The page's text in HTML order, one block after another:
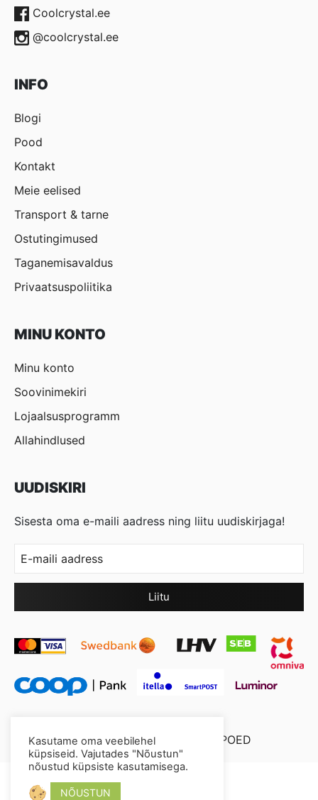
Coolcrystal.ee
@coolcrystal.ee
INFO
Blogi
Pood
Kontakt
Meie eelised
Transport & tarne
Ostutingimused
Taganemisavaldus
Privaatsuspoliitika
MINU KONTO
Minu konto
Soovinimekiri
Lojaalsusprogramm
Allahindlused
UUDISKIRI
Sisesta oma e-maili aadress ning liitu uudiskirjaga!
© 2026 Cool Crystal OÜ // XYSUM E-POED
Kasutame oma veebilehel
küpsiseid. Vajutades "Nõustun"
nõustud küpsiste kasutamisega.
NÕUSTUN